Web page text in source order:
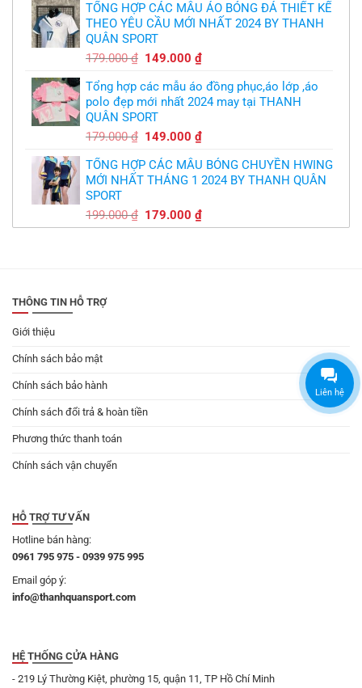
là:
350.000 ₫.
tại
là:
TỔNG HỢP CÁC MẪU ÁO BÓNG ĐÁ THIẾT KẾ
THEO YÊU CẦU MỚI NHẤT 2024 BY THANH
QUÂN SPORT
179.000₫ Giá
là:
179.000 ₫.
149.000₫Giá
tại
là:
Tổng hợp các mẫu áo đồng phục,áo lớp ,áo
polo đẹp mới nhất 2024 may tại THANH
QUÂN SPORT
179.000₫ Giá
là:
179.000 ₫.
149.000₫Giá
tại
là:
TỔNG HỢP CÁC MẪU BÓNG CHUYỀN HWING
MỚI NHẤT THÁNG 1 2024 BY THANH QUÂN
SPORT
199.000₫ Giá
gốc
179.000₫Giá
hiện
THÔNG TIN HỖ TRỢ
Giới thiệu
Chính sách bảo mật
Chính sách bảo hành
Chính sách đổi trả & hoàn tiền
Phương thức thanh toán
Chính sách vận chuyển
HỖ TRỢ TƯ VẤN
Hotline bán hàng:
0961 795 975 - 0939 975 995
Email góp ý:
info@thanhquansport.com
HỆ THỐNG CỬA HÀNG
- 219 Lý Thường Kiệt, phường 15, quận 11, TP Hồ Chí Minh
Liên hệ